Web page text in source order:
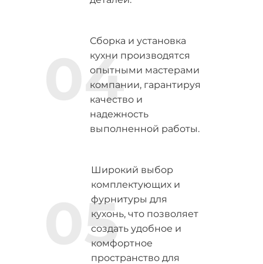
Сборка и установка
кухни производятся
опытными мастерами
компании, гарантируя
качество и
надежность
выполненной работы.
Широкий выбор
комплектующих и
фурнитуры для
кухонь, что позволяет
создать удобное и
комфортное
пространство для
04
05